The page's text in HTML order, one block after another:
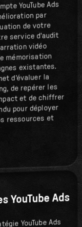
YouTube Ads
par
de votre
service d'audit
vidéo
mémorisation
existantes.
d'évaluer la
de repérer les
et de chiffrer
pour déployer
ressources et
YouTube Ads